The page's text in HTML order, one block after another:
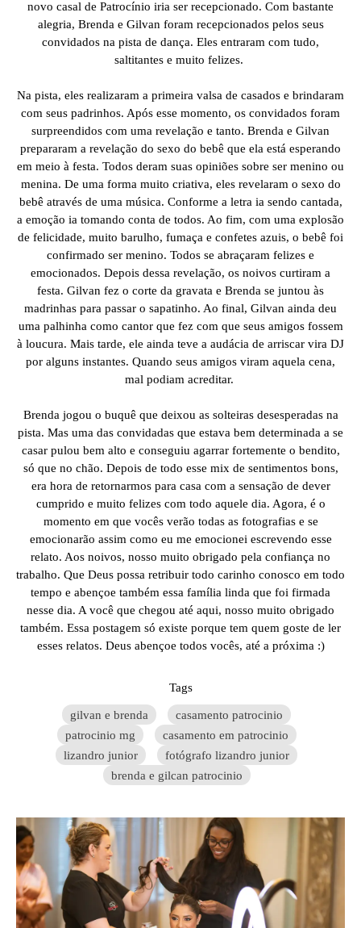
novo casal de Patrocínio iria ser recepcionado. Com bastante
alegria, Brenda e Gilvan foram recepcionados pelos seus
convidados na pista de dança. Eles entraram com tudo,
saltitantes e muito felizes.
Na pista, eles realizaram a primeira valsa de casados e brindaram
com seus padrinhos. Após esse momento, os convidados foram
surpreendidos com uma revelação e tanto. Brenda e Gilvan
prepararam a revelação do sexo do bebê que ela está esperando
em meio à festa. Todos deram suas opiniões sobre ser menino ou
menina. De uma forma muito criativa, eles revelaram o sexo do
bebê através de uma música. Conforme a letra ia sendo cantada,
a emoção ia tomando conta de todos. Ao fim, com uma explosão
de felicidade, muito barulho, fumaça e confetes azuis, o bebê foi
confirmado ser menino. Todos se abraçaram felizes e
emocionados. Depois dessa revelação, os noivos curtiram a
festa. Gilvan fez o corte da gravata e Brenda se juntou às
madrinhas para passar o sapatinho. Ao final, Gilvan ainda deu
uma palhinha como cantor que fez com que seus amigos fossem
à loucura. Mais tarde, ele ainda teve a audácia de arriscar vira DJ
por alguns instantes. Quando seus amigos viram aquela cena,
mal podiam acreditar.
Brenda jogou o buquê que deixou as solteiras desesperadas na
pista. Mas uma das convidadas que estava bem determinada a se
casar pulou bem alto e conseguiu agarrar fortemente o bendito,
só que no chão. Depois de todo esse mix de sentimentos bons,
era hora de retornarmos para casa com a sensação de dever
cumprido e muito felizes com todo aquele dia. Agora, é o
momento em que vocês verão todas as fotografias e se
emocionarão assim como eu me emocionei escrevendo esse
relato. Aos noivos, nosso muito obrigado pela confiança no
trabalho. Que Deus possa retribuir todo carinho conosco em todo
tempo e abençoe também essa família linda que foi firmada
nesse dia. A você que chegou até aqui, nosso muito obrigado
também. Essa postagem só existe porque tem quem goste de ler
esses relatos. Deus abençoe todos vocês, até a próxima :)
Tags
gilvan e brenda
casamento patrocinio
patrocinio mg
casamento em patrocinio
lizandro junior
fotógrafo lizandro junior
brenda e gilcan patrocinio